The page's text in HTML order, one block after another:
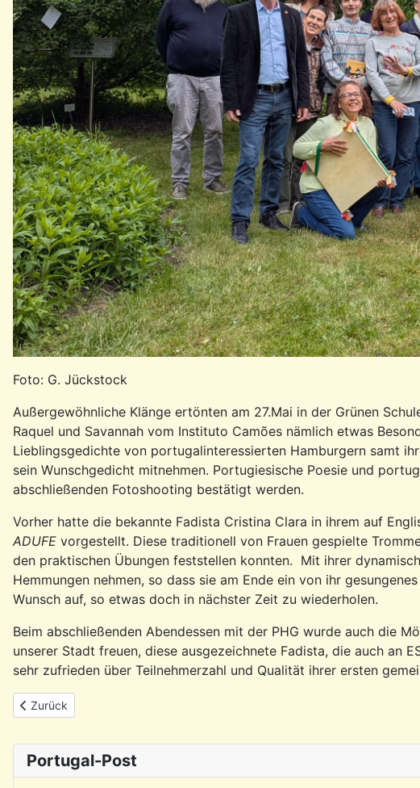
Foto: G. Jückstock
Außergewöhnliche Klänge ertönten am 27.Mai in der Grünen
Raquel und Savannah vom Instituto Camões nämlich etwas
Lieblingsgedichte von portugalinteressierten Hamburgern samt
sein Wunschgedicht mitnehmen. Portugiesische Poesie und
abschließenden Fotoshooting bestätigt werden.
Vorher hatte die bekannte Fadista Cristina Clara in ihrem auf
ADUFE vorgestellt. Diese traditionell von Frauen gespielte
den praktischen Übungen feststellen konnten. Mit ihrer
Hemmungen nehmen, so dass sie am Ende ein von ihr
Wunsch auf, so etwas doch in nächster Zeit zu wiederholen.
Beim abschließenden Abendessen mit der PHG wurde auch die
unserer Stadt freuen, diese ausgezeichnete Fadista, die auch an
sehr zufrieden über Teilnehmerzahl und Qualität ihrer ersten
Vorheriger Beitrag: Rückblick: Ausfahrt mit dem Löschboot MS Repsold am
Zurück
Portugal-Post